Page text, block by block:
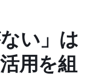
い」は
用を組